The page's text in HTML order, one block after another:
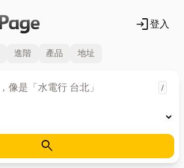
login登入
進階 產品 地址
/
search